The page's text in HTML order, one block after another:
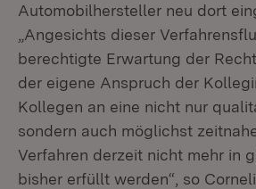
Automobilhersteller neu dort
„Angesichts dieser
berechtigte Erwartung der
der eigene Anspruch der
Kollegen an eine nicht nur
sondern auch möglichst
Verfahren derzeit nicht mehr in
bisher erfüllt werden“, so